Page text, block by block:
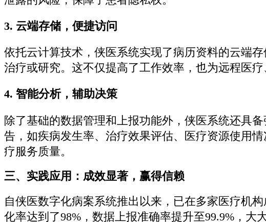
3. 云端存储，便捷访问
依托云计算技术，侠医系统实现了病历资料的云端
治疗或研究。这不仅提高了工作效率，也为远程医
4. 智能分析，辅助决策
除了基础的数据管理和上报功能外，侠医系统还具
告，如疾病发生率、治疗效果评估、医疗资源使用
疗服务质量。
三、实践应用：成效显著，赢得信赖
自侠医数字化病案系统推出以来，已在多家医疗机
化率达到了98%，数据上报准确率提升至99.9%，